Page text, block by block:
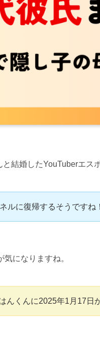
結婚したYouTuberエス
ルに復帰するそうですね
気になりますね。
んくんに2025年1月17日